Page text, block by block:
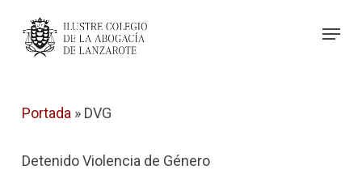
Menu
Portada » DVG
Detenido Violencia de Género